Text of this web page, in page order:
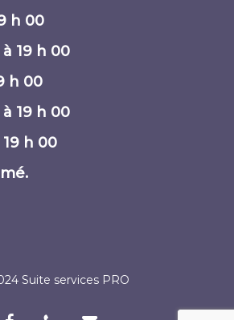
h 00
19 h 00
h 00
19 h 00
h 00
Suite services PRO